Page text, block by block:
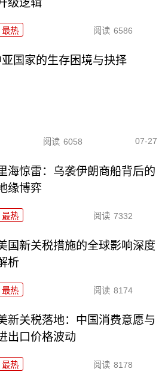
级逻辑
最热 阅读 6586
国家的生存困境与抉择
阅读 6058 07-27
海惊雷：乌袭伊朗商船背后的
缘博弈
最热 阅读 7332
国新关税措施的全球影响深度
析
最热 阅读 8174
新关税落地：中国消费意愿与
出口价格波动
最热 阅读 8178